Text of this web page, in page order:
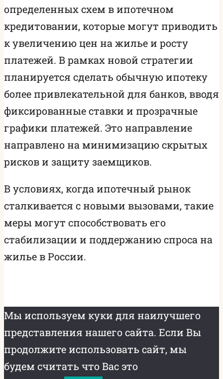
определенных схем в ипотечном
кредитовании, которые могут приводить
к увеличению цен на жилье и росту
платежей. В рамках новой стратегии
планируется сделать обычную ипотеку
более привлекательной для банков, вводя
фиксированные ставки и прозрачные
графики платежей. Это направление
направлено на минимизацию скрытых
рисков и защиту заемщиков.
В условиях, когда ипотечный рынок
сталкивается с новыми вызовами, такие
меры могут способствовать его
стабилизации и поддержанию спроса на
жилье в России.
Мы используем куки для наилучшего
представления нашего сайта. Если Вы
продолжите использовать сайт, мы
будем считать что Вас это